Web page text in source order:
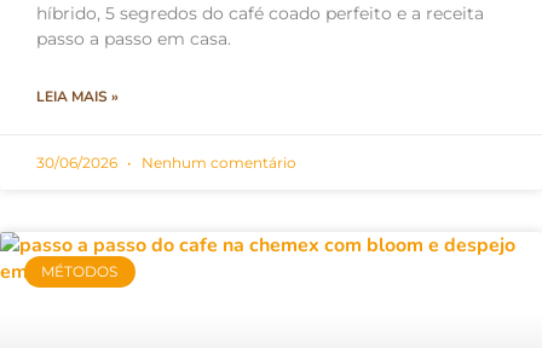
híbrido, 5 segredos do café coado perfeito e a receita
passo a passo em casa.
LEIA MAIS »
30/06/2026 Nenhum comentário
MÉTODOS